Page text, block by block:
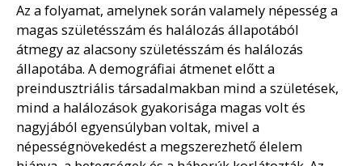
Az a folyamat, amelynek során valamely népesség a
magas születésszám és halálozás állapotából
átmegy az alacsony születésszám és halálozás
állapotába. A demográfiai átmenet előtt a
preindusztriális társadalmakban mind a születések,
mind a halálozások gyakorisága magas volt és
nagyjából egyensúlyban voltak, mivel a
népességnövekedést a megszerezhető élelem